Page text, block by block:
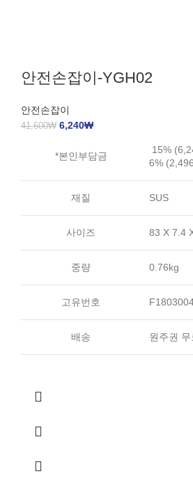
안전손잡이-YGH02
안전손잡이
41,600₩ 6,240₩
*본인부담금
15%
6%
재질 SUS
사이즈 83 X 7.4
중량 0.76kg
고유번호
배송 원주권